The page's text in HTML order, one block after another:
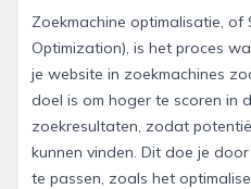
Zoekmachine optimalisatie, of
Optimization), is het proces
je website in zoekmachines
doel is om hoger te scoren in
zoekresultaten, zodat
kunnen vinden. Dit doe je
te passen, zoals het